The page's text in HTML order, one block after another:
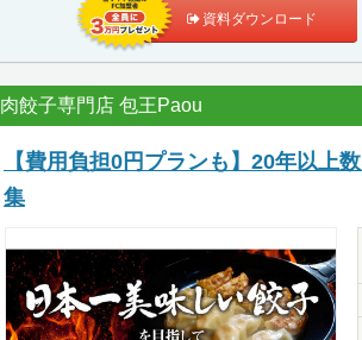
資料ダウンロード
肉餃子専門店 包王Paou
【費用負担0円プランも】20年以上
集